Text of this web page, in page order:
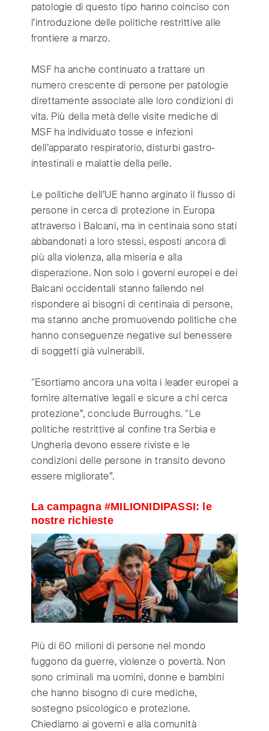
patologie di questo tipo hanno coinciso con
l’introduzione delle politiche restrittive alle
frontiere a marzo.
MSF ha anche continuato a trattare un
numero crescente di persone per patologie
direttamente associate alle loro condizioni di
vita. Più della metà delle visite mediche di
MSF ha individuato tosse e infezioni
dell’apparato respiratorio, disturbi gastro-
intestinali e malattie della pelle.
Le politiche dell’UE hanno arginato il flusso di
persone in cerca di protezione in Europa
attraverso i Balcani, ma in centinaia sono stati
abbandonati a loro stessi, esposti ancora di
più alla violenza, alla miseria e alla
disperazione. Non solo i governi europei e dei
Balcani occidentali stanno fallendo nel
rispondere ai bisogni di centinaia di persone,
ma stanno anche promuovendo politiche che
hanno conseguenze negative sul benessere
di soggetti già vulnerabili.
“Esortiamo ancora una volta i leader europei a
fornire alternative legali e sicure a chi cerca
protezione”, conclude Burroughs. “Le
politiche restrittive al confine tra Serbia e
Ungheria devono essere riviste e le
condizioni delle persone in transito devono
essere migliorate”.
La campagna #MILIONIDIPASSI: le
nostre richieste
Più di 60 milioni di persone nel mondo
fuggono da guerre, violenze o povertà. Non
sono criminali ma uomini, donne e bambini
che hanno bisogno di cure mediche,
sostegno psicologico e protezione.
Chiediamo ai governi e alla comunità